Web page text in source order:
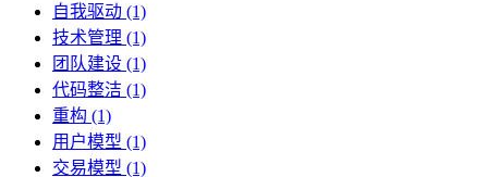
自我驱动 (1)
技术管理 (1)
团队建设 (1)
代码整洁 (1)
重构 (1)
用户模型 (1)
交易模型 (1)